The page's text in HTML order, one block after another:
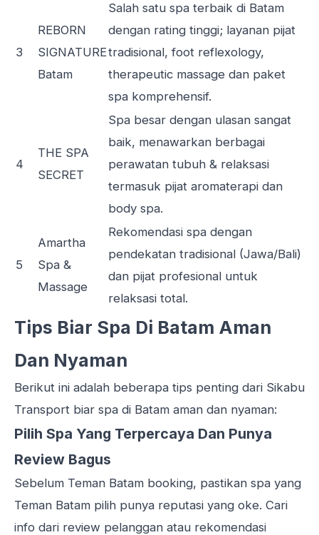
3
REBORN
SIGNATURE
Batam
Salah satu spa terbaik di Batam
dengan rating tinggi; layanan pijat
tradisional, foot reflexology,
therapeutic massage dan paket
spa komprehensif.
4
THE SPA
SECRET
Spa besar dengan ulasan sangat
baik, menawarkan berbagai
perawatan tubuh & relaksasi
termasuk pijat aromaterapi dan
body spa.
5
Amartha
Spa &
Massage
Rekomendasi spa dengan
pendekatan tradisional (Jawa/Bali)
dan pijat profesional untuk
relaksasi total.
Tips Biar Spa Di Batam Aman
Dan Nyaman
Berikut ini adalah beberapa tips penting dari Sikabu
Transport biar spa di Batam aman dan nyaman:
Pilih Spa Yang Terpercaya Dan Punya
Review Bagus
Sebelum Teman Batam booking, pastikan spa yang
Teman Batam pilih punya reputasi yang oke. Cari
info dari review pelanggan atau rekomendasi